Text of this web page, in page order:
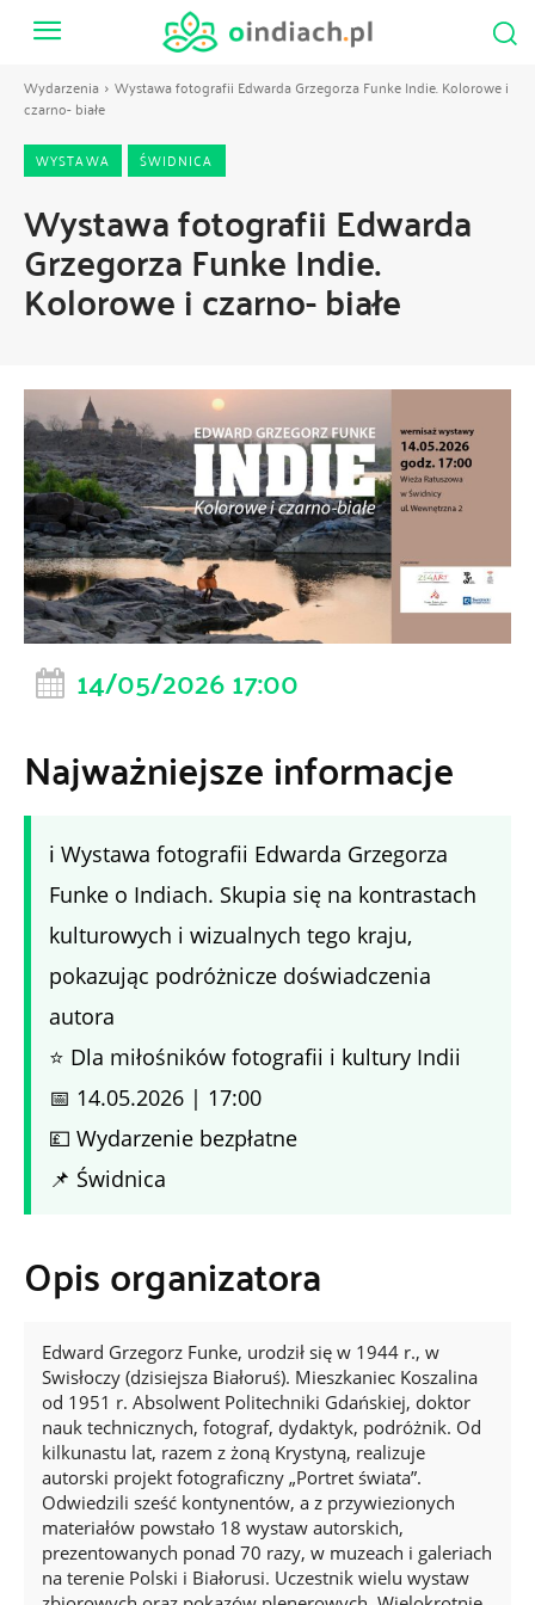
Wydarzenia
Wystawa fotografii Edwarda Grzegorza Funke Indie. Kolorowe i
czarno- białe
WYSTAWA ŚWIDNICA
Wystawa fotografii Edwarda
Grzegorza Funke Indie.
Kolorowe i czarno- białe
14/05/2026 17:00
Najważniejsze informacje
ℹ️ Wystawa fotografii Edwarda Grzegorza
Funke o Indiach. Skupia się na kontrastach
kulturowych i wizualnych tego kraju,
pokazując podróżnicze doświadczenia
autora
⭐ Dla miłośników fotografii i kultury Indii
📅 14.05.2026 | 17:00
💷 Wydarzenie bezpłatne
📌 Świdnica
Opis organizatora
Edward Grzegorz Funke, urodził się w 1944 r., w
Swisłoczy (dzisiejsza Białoruś). Mieszkaniec Koszalina
od 1951 r. Absolwent Politechniki Gdańskiej, doktor
nauk technicznych, fotograf, dydaktyk, podróżnik. Od
kilkunastu lat, razem z żoną Krystyną, realizuje
autorski projekt fotograficzny „Portret świata”.
Odwiedzili sześć kontynentów, a z przywiezionych
materiałów powstało 18 wystaw autorskich,
prezentowanych ponad 70 razy, w muzeach i galeriach
na terenie Polski i Białorusi. Uczestnik wielu wystaw